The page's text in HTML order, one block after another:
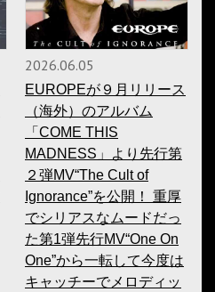
2026.06.05
EUROPEが９月リリース
（海外）のアルバム
「COME THIS
MADNESS」より先行第
２弾MV“The Cult of
Ignorance”を公開！ 重厚
でシリアスなムードだっ
た第1弾先行MV“One On
One”から一転して今度は
キャッチーでメロディッ